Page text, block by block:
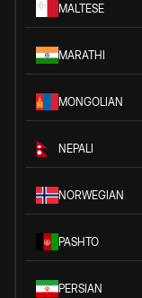
MALTESE
MARATHI
MONGOLIAN
NEPALI
NORWEGIAN
PASHTO
PERSIAN